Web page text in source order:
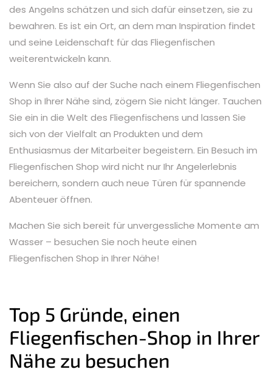
des Angelns schätzen und sich dafür einsetzen, sie zu
bewahren. Es ist ein Ort, an dem man Inspiration findet
und seine Leidenschaft für das Fliegenfischen
weiterentwickeln kann.
Wenn Sie also auf der Suche nach einem Fliegenfischen
Shop in Ihrer Nähe sind, zögern Sie nicht länger. Tauchen
Sie ein in die Welt des Fliegenfischens und lassen Sie
sich von der Vielfalt an Produkten und dem
Enthusiasmus der Mitarbeiter begeistern. Ein Besuch im
Fliegenfischen Shop wird nicht nur Ihr Angelerlebnis
bereichern, sondern auch neue Türen für spannende
Abenteuer öffnen.
Machen Sie sich bereit für unvergessliche Momente am
Wasser – besuchen Sie noch heute einen
Fliegenfischen Shop in Ihrer Nähe!
Top 5 Gründe, einen
Fliegenfischen-Shop in Ihrer
Nähe zu besuchen